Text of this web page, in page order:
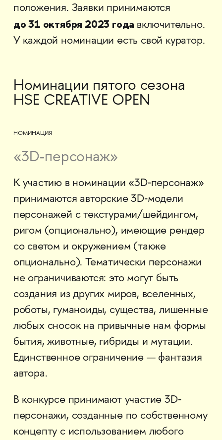
положения. Заявки принимаются
до 31 октября 2023 года включительно.
У каждой номинации есть свой куратор.
Номинации пятого сезона
HSE CREATIVE OPEN
НОМИНАЦИЯ
«3D‐персонаж»
К участию в номинации «3D‐персонаж»
принимаются авторские 3D‐модели
персонажей с текстурами/шейдингом,
ригом (опционально), имеющие рендер
со светом и окружением (также
опционально). Тематически персонажи
не ограничиваются: это могут быть
создания из других миров, вселенных,
роботы, гуманоиды, существа, лишенные
любых сносок на привычные нам формы
бытия, животные, гибриды и мутации.
Единственное ограничение — фантазия
автора.
В конкурсе принимают участие 3D‐
персонажи, созданные по собственному
концепту с использованием любого